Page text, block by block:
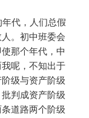
代，人们总假
。初中班委会
那个年代，中
呢，不知出于
级与资产阶级
判成资产阶级
道路两个阶级